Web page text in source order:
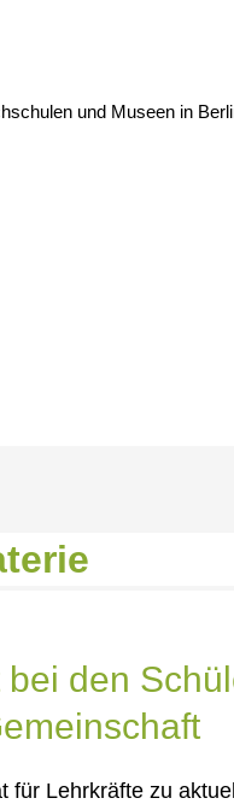
und Museen in
bei den
für Lehrkräfte zu